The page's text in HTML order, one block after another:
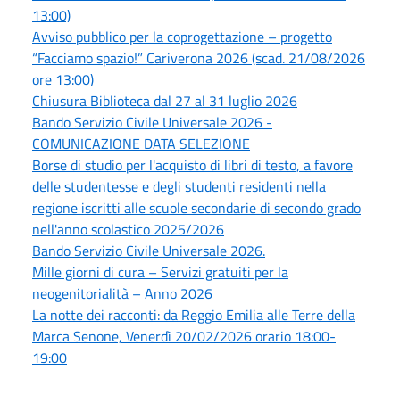
13:00)
Avviso pubblico per la coprogettazione – progetto
“Facciamo spazio!” Cariverona 2026 (scad. 21/08/2026
ore 13:00)
Chiusura Biblioteca dal 27 al 31 luglio 2026
Bando Servizio Civile Universale 2026 -
COMUNICAZIONE DATA SELEZIONE
Borse di studio per l'acquisto di libri di testo, a favore
delle studentesse e degli studenti residenti nella
regione iscritti alle scuole secondarie di secondo grado
nell'anno scolastico 2025/2026
Bando Servizio Civile Universale 2026.
Mille giorni di cura – Servizi gratuiti per la
neogenitorialità – Anno 2026
La notte dei racconti: da Reggio Emilia alle Terre della
Marca Senone, Venerdì 20/02/2026 orario 18:00-
19:00